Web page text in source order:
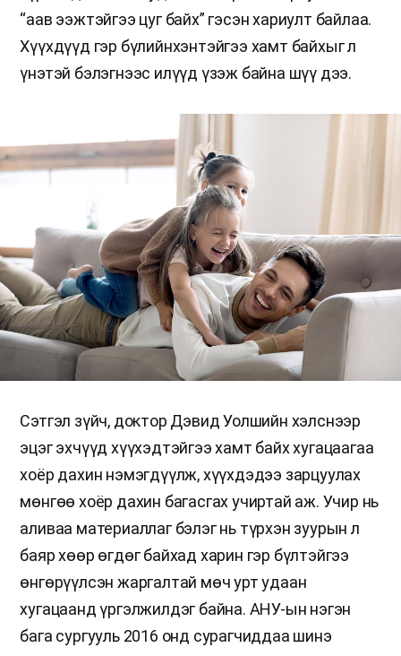
“аав ээжтэйгээ цуг байх” гэсэн хариулт байлаа.
Хүүхдүүд гэр бүлийнхэнтэйгээ хамт байхыг л
үнэтэй бэлэгнээс илүүд үзэж байна шүү дээ.
Сэтгэл зүйч, доктор Дэвид Уолшийн хэлснээр
эцэг эхчүүд хүүхэдтэйгээ хамт байх хугацаагаа
хоёр дахин нэмэгдүүлж, хүүхдэдээ зарцуулах
мөнгөө хоёр дахин багасгах учиртай аж. Учир нь
аливаа материаллаг бэлэг нь түрхэн зуурын л
баяр хөөр өгдөг байхад харин гэр бүлтэйгээ
өнгөрүүлсэн жаргалтай мөч урт удаан
хугацаанд үргэлжилдэг байна. АНУ-ын нэгэн
бага сургууль 2016 онд сурагчиддаа шинэ